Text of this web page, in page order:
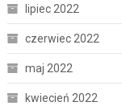
lipiec 2022
czerwiec 2022
maj 2022
kwiecień 2022